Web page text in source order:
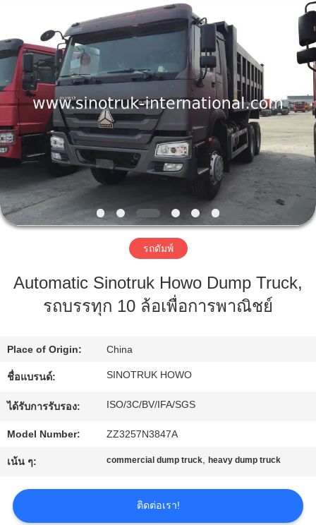
บ้าน
สินค้า
เกี่ยว
กับ
คุณภาพ
ติดต่อ
INTERNATIONAL
Rights
Reserved.
รถดัมพ์
Automatic Sinotruk Howo Dump Truck,
รถบรรทุก 10 ล้อเพื่อการพาณิชย์
Place of Origin: China
ชื่อแบรนด์: SINOTRUK HOWO
ได้รับการรับรอง: ISO/3C/BV/IFA/SGS
Model Number: ZZ3257N3847A
เน้น ๆ: commercial dump truck,heavy dump truck
ติดต่อเรา!